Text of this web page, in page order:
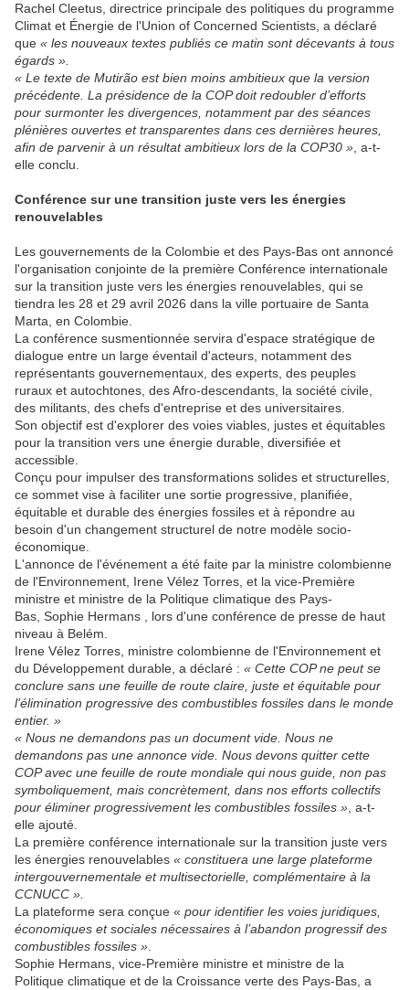
Rachel Cleetus, directrice principale des politiques du programme
Climat et Énergie de l'Union of Concerned Scientists, a déclaré
que « les nouveaux textes publiés ce matin sont décevants à tous
égards ».
« Le texte de Mutirão est bien moins ambitieux que la version
précédente. La présidence de la COP doit redoubler d’efforts
pour surmonter les divergences, notamment par des séances
plénières ouvertes et transparentes dans ces dernières heures,
afin de parvenir à un résultat ambitieux lors de la COP30 » , a-t-
elle conclu.
Conférence sur une transition juste vers les énergies
renouvelables
Les gouvernements de la Colombie et des Pays-Bas ont annoncé
l'organisation conjointe de la première Conférence internationale
sur la transition juste vers les énergies renouvelables, qui se
tiendra les 28 et 29 avril 2026 dans la ville portuaire de Santa
Marta, en Colombie.
La conférence susmentionnée servira d'espace stratégique de
dialogue entre un large éventail d'acteurs, notamment des
représentants gouvernementaux, des experts, des peuples
ruraux et autochtones, des Afro-descendants, la société civile,
des militants, des chefs d'entreprise et des universitaires.
Son objectif est d'explorer des voies viables, justes et équitables
pour la transition vers une énergie durable, diversifiée et
accessible.
Conçu pour impulser des transformations solides et structurelles,
ce sommet vise à faciliter une sortie progressive, planifiée,
équitable et durable des énergies fossiles et à répondre au
besoin d'un changement structurel de notre modèle socio-
économique.
L'annonce de l'événement a été faite par la ministre colombienne
de l'Environnement, Irene Vélez Torres, et la vice-Première
ministre et ministre de la Politique climatique des Pays-
Bas, Sophie Hermans , lors d'une conférence de presse de haut
niveau à Belém.
Irene Vélez Torres, ministre colombienne de l'Environnement et
du Développement durable, a déclaré : « Cette COP ne peut se
conclure sans une feuille de route claire, juste et équitable pour
l'élimination progressive des combustibles fossiles dans le monde
entier. »
« Nous ne demandons pas un document vide. Nous ne
demandons pas une annonce vide. Nous devons quitter cette
COP avec une feuille de route mondiale qui nous guide, non pas
symboliquement, mais concrètement, dans nos efforts collectifs
pour éliminer progressivement les combustibles fossiles » , a-t-
elle ajouté.
La première conférence internationale sur la transition juste vers
les énergies renouvelables « constituera une large plateforme
intergouvernementale et multisectorielle, complémentaire à la
CCNUCC ».
La plateforme sera conçue « pour identifier les voies juridiques,
économiques et sociales nécessaires à l’abandon progressif des
combustibles fossiles »
Sophie Hermans, vice-Première ministre et ministre de la
Politique climatique et de la Croissance verte des Pays-Bas, a